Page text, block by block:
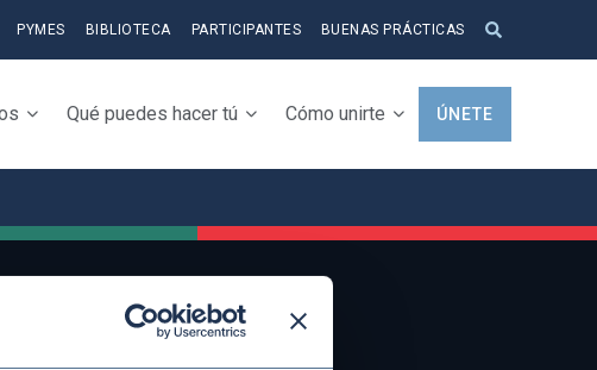
PYMES BIBLIOTECA PARTICIPANTES BUENAS PRÁCTICAS
Qué puedes hacer tú Cómo unirte ÚNETE